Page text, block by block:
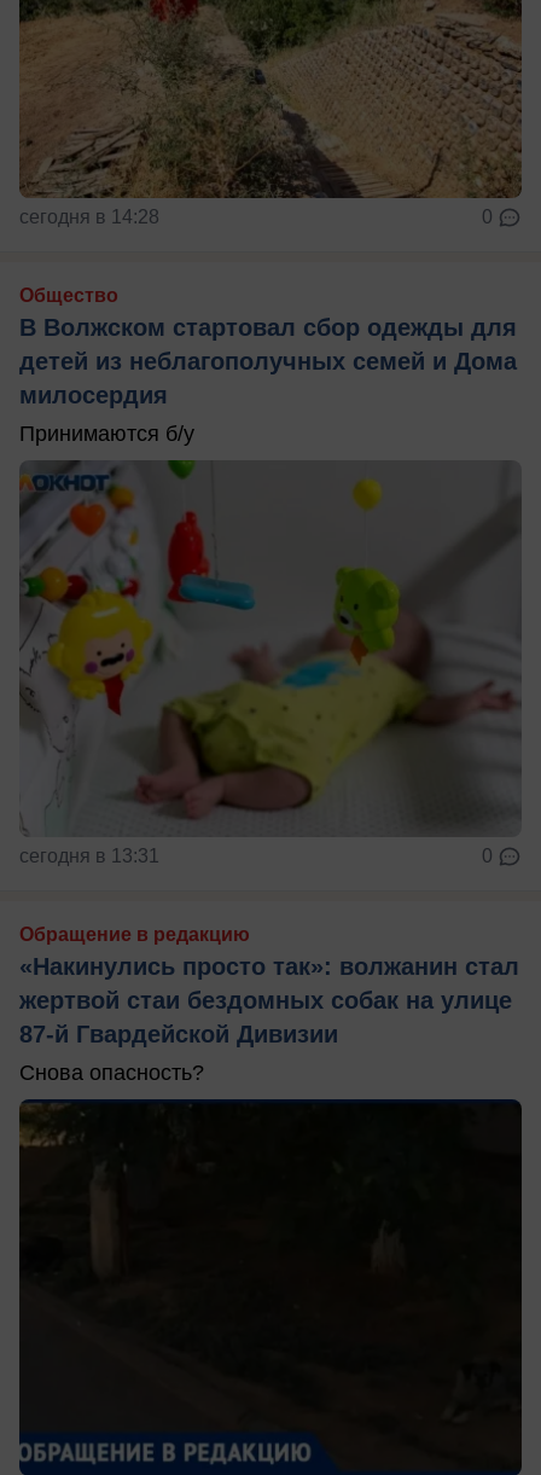
сегодня в 14:28 0
Общество
В Волжском стартовал сбор одежды для
детей из неблагополучных семей и Дома
милосердия
Принимаются б/у
сегодня в 13:31 0
Обращение в редакцию
«Накинулись просто так»: волжанин стал
жертвой стаи бездомных собак на улице
87-й Гвардейской Дивизии
Снова опасность?